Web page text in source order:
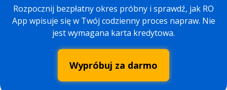
Rozpocznij bezpłatny okres próbny i sprawdź, jak RO
App wpisuje się w Twój codzienny proces napraw. Nie
jest wymagana karta kredytowa.
Wypróbuj za darmo